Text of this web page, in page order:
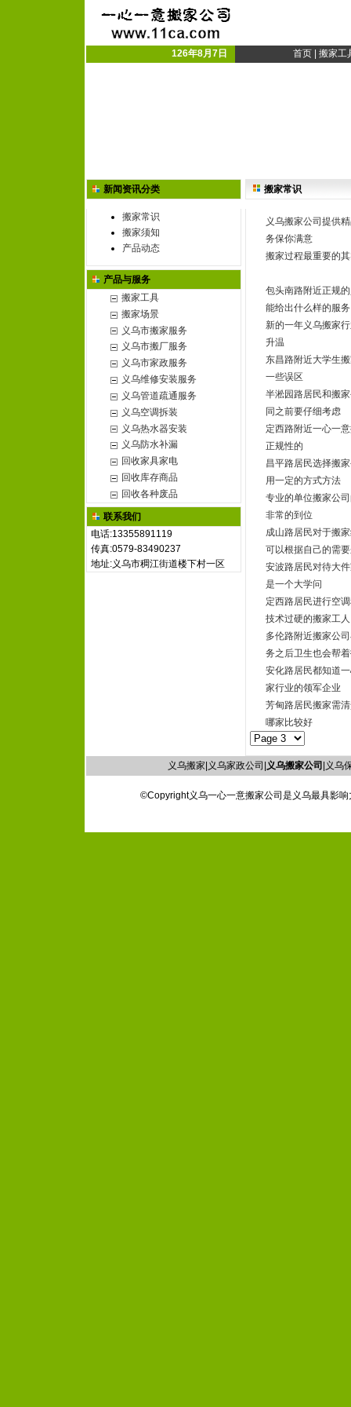
126年8月7日 首页| 搬家工
新闻资讯分类
搬家常识
搬家须知
产品动态
产品与服务
搬家工具
搬家场景
义乌市搬家服务
义乌市搬厂服务
义乌市家政服务
义乌维修安装服务
义乌管道疏通服务
义乌空调拆装
义乌热水器安装
义乌防水补漏
回收家具家电
回收库存商品
回收各种废品
联系我们
电话:13355891119
传真:0579-83490237
地址:义乌市稠江街道楼下村一区
搬家常识
义乌搬家公司提供
务保你满意
搬家过程最重要的
包头南路附近正规
能给出什么样的服务
新的一年义乌搬家
升温
东昌路附近大学生
一些误区
半淞园路居民和搬
同之前要仔细考虑
定西路附近一心一
正规性的
昌平路居民选择搬
用一定的方式方法
专业的单位搬家公
非常的到位
成山路居民对于搬
可以根据自己的需
安波路居民对待大
是一个大学问
定西路居民进行空
技术过硬的搬家工人
多伦路附近搬家公
务之后卫生也会帮
安化路居民都知道
家行业的领军企业
芳甸路居民搬家需
哪家比较好
义乌搬家|义乌家政公司| 义乌搬家公司 |义乌
©Copyright义乌一心一意搬家公司是义乌最具影响